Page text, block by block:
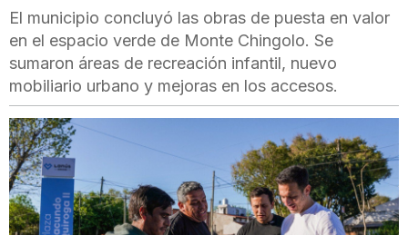
El municipio concluyó las obras de puesta en valor
en el espacio verde de Monte Chingolo. Se
sumaron áreas de recreación infantil, nuevo
mobiliario urbano y mejoras en los accesos.